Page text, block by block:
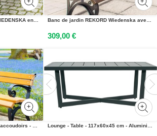
Banc de jardin REKORD WIEDENSKA en acajou 170 x 59 x 73 cm Fonte massive et bois dépicéa scandinave Résistant aux intempéries et ergonomique, pour le jardin et la terrasse Banc de jardin REKORD Wiedenska avec accoudoirs en palissandre, 170 x 59 x 73 cm, en fonte massive et bois dépicéa scandinave, résistant aux intempéries, pour le jardin et la terrasse
309,00 €
REKORD Wiedenska avec accoudoirs - Banc de jardin Tek 170 x 59 x 73 cm - Fonte massive et bois dépicéa scandinave - Résistant aux intempéries, pour le jardin et la terrasse Lounge - Table - 117x60x45 cm - Aluminium